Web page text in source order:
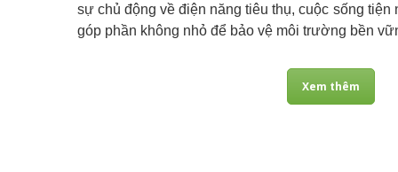
sự chủ động về điện năng tiêu thụ, cuộc sống tiện
góp phần không nhỏ để bảo vệ môi trường bền
Xem thêm